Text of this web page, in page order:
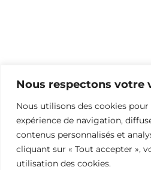
Nous respectons votre
Nous utilisons des cookies
expérience de navigation,
contenus personnalisés et
cliquant sur « Tout accepter »,
utilisation des cookies.